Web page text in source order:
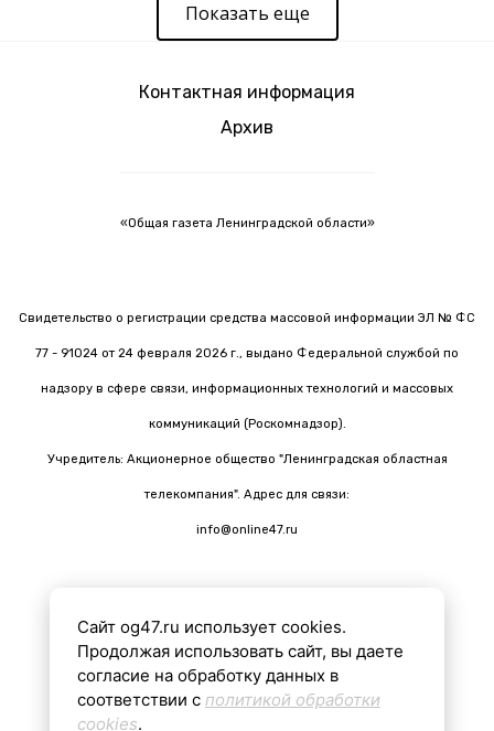
Показать еще
Контактная информация
Архив
«Общая газета Ленинградской области»
Свидетельство о регистрации средства массовой информации ЭЛ № ФС
77 - 91024 от 24 февраля 2026 г., выдано Федеральной службой по
надзору в сфере связи, информационных технологий и массовых
коммуникаций (Роскомнадзор).
Учредитель: Акционерное общество "Ленинградская областная
телекомпания". Адрес для связи:
info@online47.ru
Все материалы на сайте подготовлены с помощью ИИ
16+
Сайт og47.ru использует cookies.
Продолжая использовать сайт, вы даете
согласие на обработку данных в
соответствии с политикой обработки
cookies.